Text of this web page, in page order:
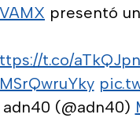
presentó
t.co/
(@adn40)